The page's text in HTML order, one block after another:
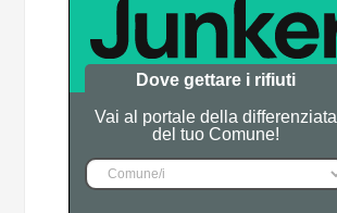
Dove gettare i rifiuti
Vai al portale della differenziata
del tuo Comune!